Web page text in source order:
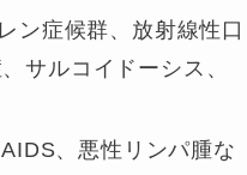
ン症候群、放射線性口
サルコイドーシス、
、悪性リンパ腫な